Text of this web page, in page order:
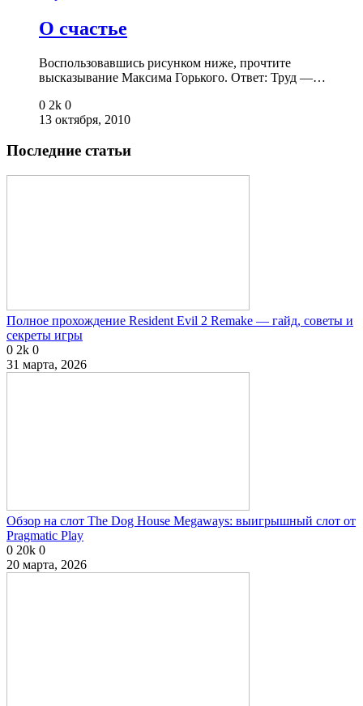
О счастье
Воспользовавшись рисунком ниже, прочтите
высказывание Максима Горького. Ответ: Труд —…
0 2k 0
13 октября, 2010
Последние статьи
Полное прохождение Resident Evil 2 Remake — гайд, советы и
секреты игры
0 2k 0
31 марта, 2026
Обзор на слот The Dog House Megaways: выигрышный слот от
Pragmatic Play
0 20k 0
20 марта, 2026